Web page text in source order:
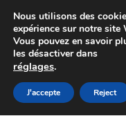
Colissimo
Du lundi au
Aller
à
Aller
au
Nous utilisons des
expérience sur notre site
Vous pouvez en savoir
les désactiver dans
réglages.
J'accepte Reject